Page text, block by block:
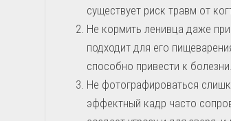
существует риск травм от
Не кормить ленивца даже
подходит для его
способно привести к болезни.
Не фотографироваться
эффектный кадр часто